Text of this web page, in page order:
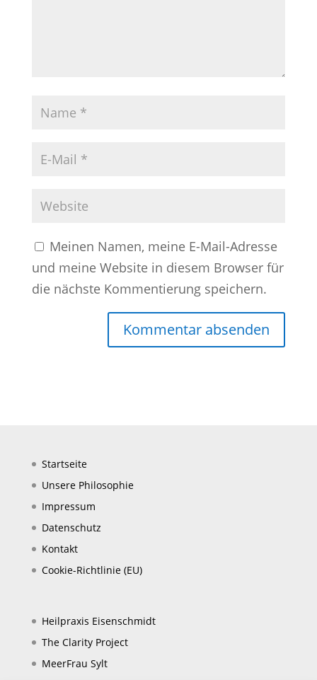
Meinen Namen, meine E-Mail-Adresse
und meine Website in diesem Browser für
die nächste Kommentierung speichern.
Startseite
Unsere Philosophie
Impressum
Datenschutz
Kontakt
Cookie-Richtlinie (EU)
Heilpraxis Eisenschmidt
The Clarity Project
MeerFrau Sylt